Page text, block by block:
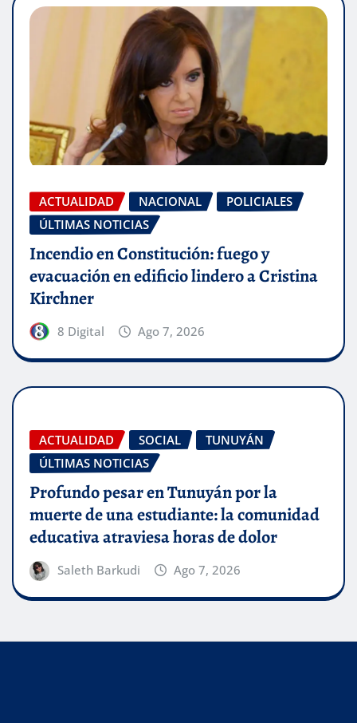
ACTUALIDAD NACIONAL
POLICIALES
ÚLTIMAS NOTICIAS
Incendio en Constitución: fuego y
evacuación en edificio lindero a Cristina
Kirchner
8 Digital Ago 7, 2026
ACTUALIDAD SOCIAL
TUNUYÁN
ÚLTIMAS NOTICIAS
Profundo pesar en Tunuyán por la
muerte de una estudiante: la comunidad
educativa atraviesa horas de dolor
Saleth Barkudi Ago 7, 2026